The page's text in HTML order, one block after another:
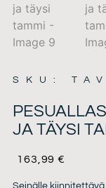
SKU:
JA TÄYSI
163,99€
Seinälle